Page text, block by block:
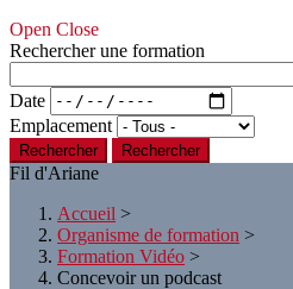
Open Close
Rechercher une formation
Date
Emplacement
Rechercher
Fil d'Ariane
Accueil >
Organisme de formation >
Formation Vidéo >
Concevoir un podcast